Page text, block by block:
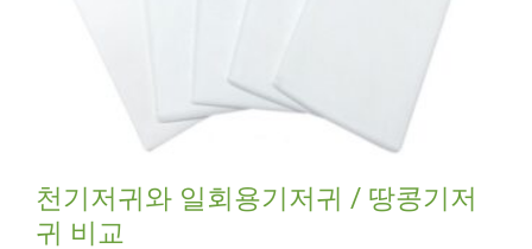
천기저귀와 일회용기저귀 / 땅콩기저
귀 비교